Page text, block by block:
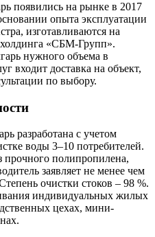
появились на рынке в 2017
опыта эксплуатации
изготавливаются на
«СБМ-Групп».
нужного объема в
входит доставка на объект,
по выбору.
разработана с учетом
воды 3–10 потребителей.
прочного полипропилена,
заявляет не менее чем
очистки стоков – 98 %.
индивидуальных жилых
цехах, мини-